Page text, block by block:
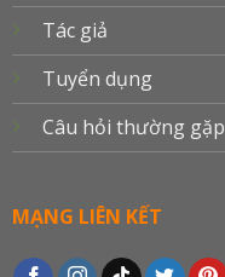
Tác giả
Tuyển dụng
Câu hỏi thường gặp
MẠNG LIÊN KẾT